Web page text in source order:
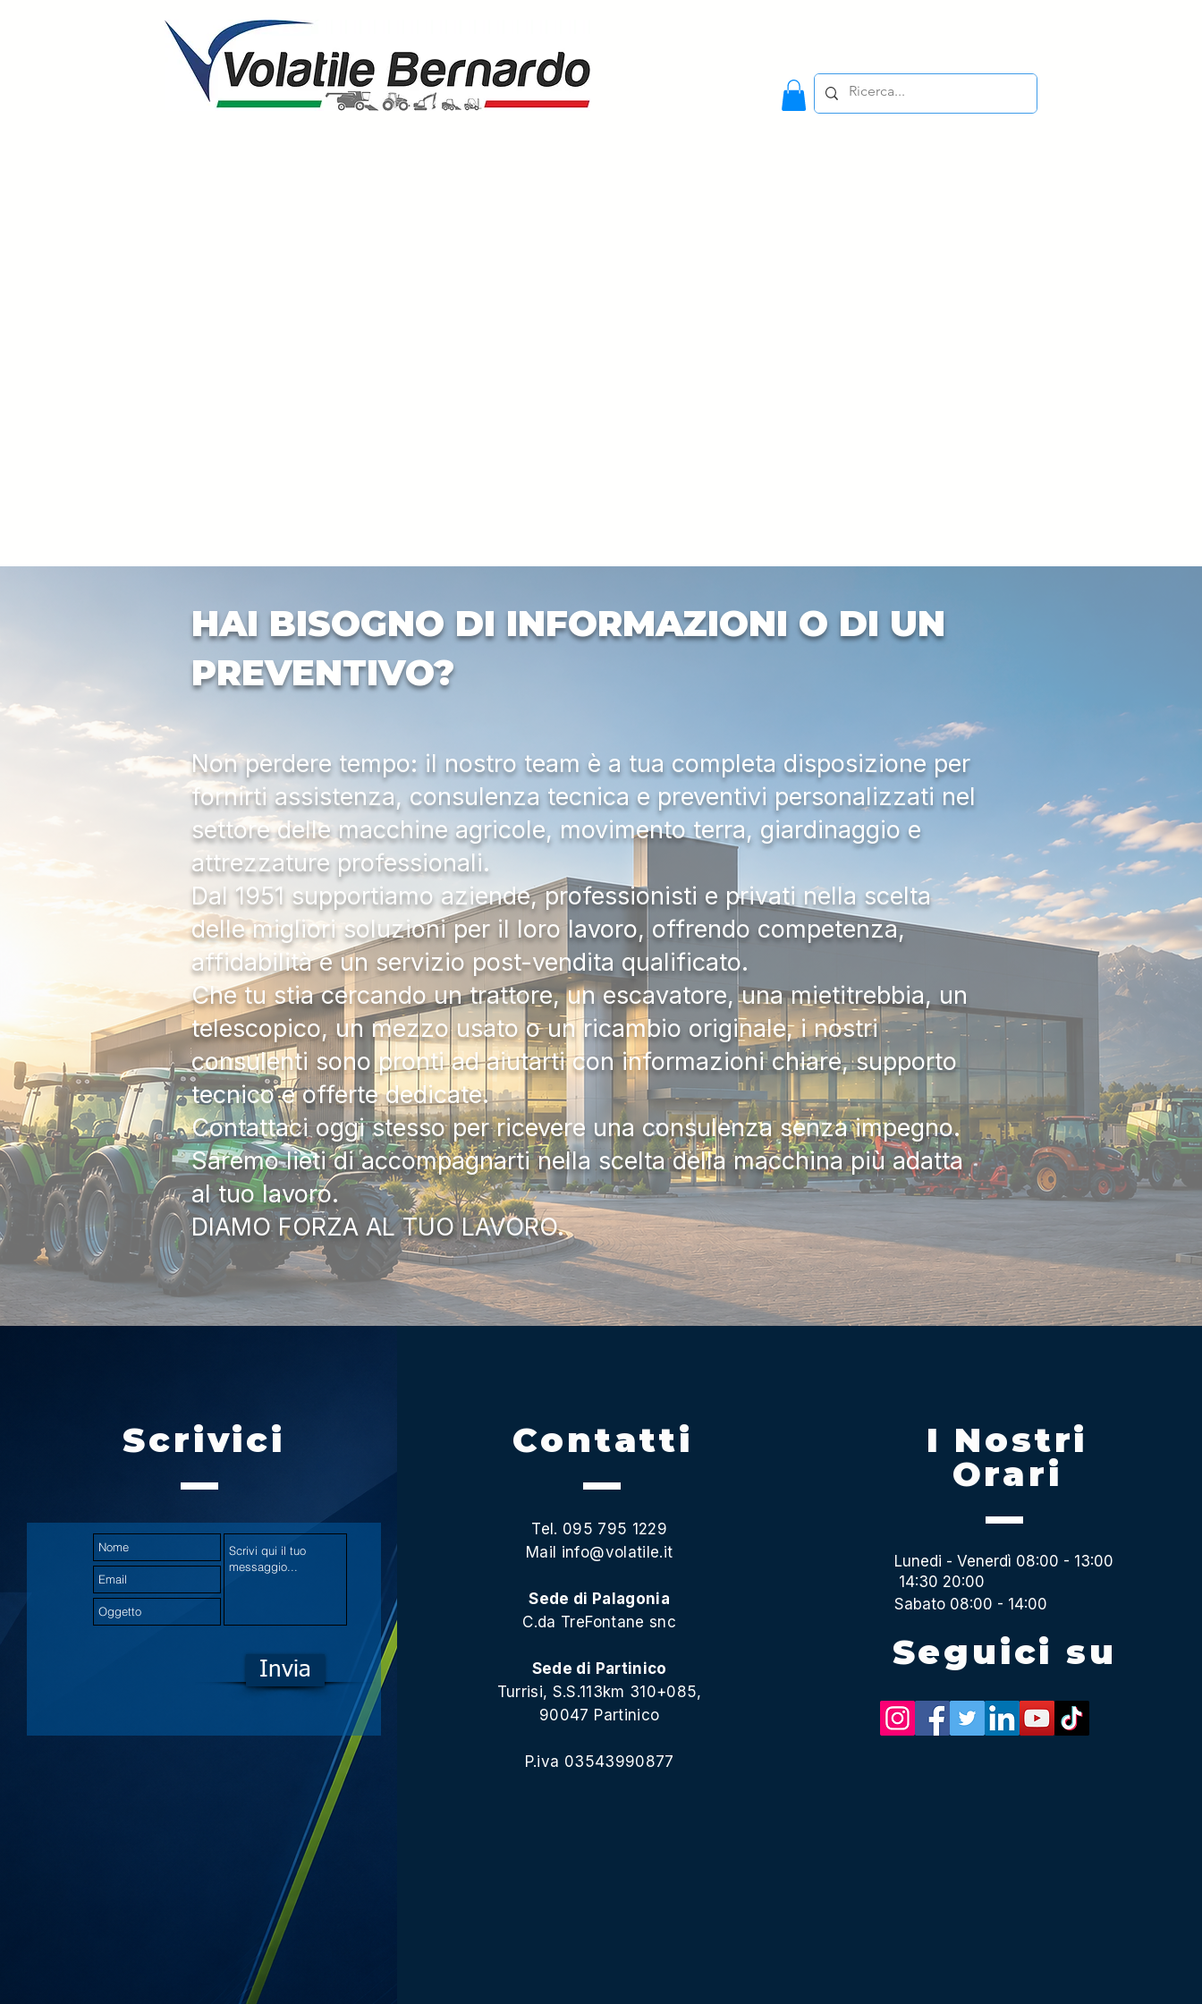
HAI BISOGNO DI INFORMAZIONI O DI UN
PREVENTIVO?
Non perdere tempo: il nostro team è a tua completa disposizione per
fornirti assistenza, consulenza tecnica e preventivi personalizzati nel
settore delle macchine agricole, movimento terra, giardinaggio e
attrezzature professionali.
Dal 1951 supportiamo aziende, professionisti e privati nella scelta
delle migliori soluzioni per il loro lavoro, offrendo competenza,
affidabilità e un servizio post-vendita qualificato.
Che tu stia cercando un trattore, un escavatore, una mietitrebbia, un
telescopico, un mezzo usato o un ricambio originale, i nostri
consulenti sono pronti ad aiutarti con informazioni chiare, supporto
tecnico e offerte dedicate.
Contattaci oggi stesso per ricevere una consulenza senza impegno.
Saremo lieti di accompagnarti nella scelta della macchina più adatta
al tuo lavoro.
DIAMO FORZA AL TUO LAVORO.
Scrivici
Invia
Contatti
Tel. 095 795 1229
Mail info@volatile.it
Sede di Palagonia
C.da TreFontane snc
Sede di Partinico
Turrisi, S.S.113km 310+085,
90047 Partinico
P.iva 03543990877
I Nostri
Orari
Lunedi - Venerdì 08:00 - 13:00
14:30 20:00
Sabato 08:00 - 14:00
Seguici su